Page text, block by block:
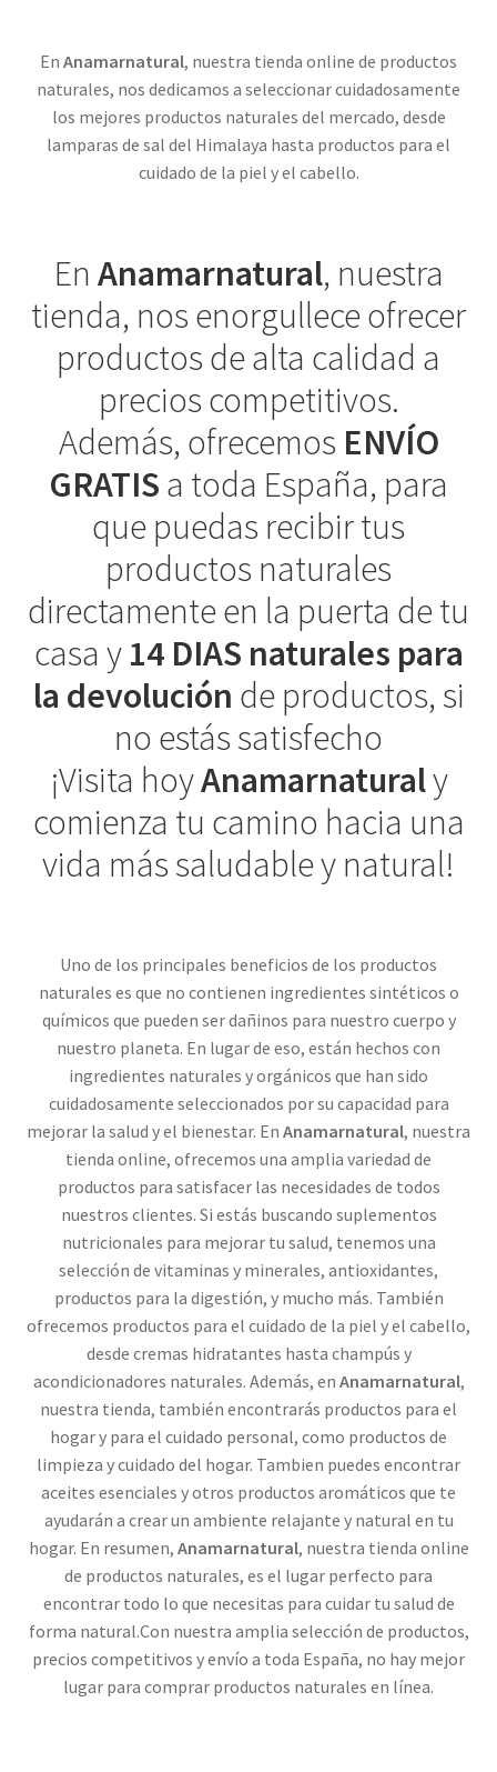
En Anamarnatural, nuestra tienda online de productos
naturales, nos dedicamos a seleccionar cuidadosamente
los mejores productos naturales del mercado, desde
lamparas de sal del Himalaya hasta productos para el
cuidado de la piel y el cabello.
En Anamarnatural, nuestra
tienda, nos enorgullece ofrecer
productos de alta calidad a
precios competitivos.
Además, ofrecemos ENVÍO
GRATIS a toda España, para
que puedas recibir tus
productos naturales
directamente en la puerta de tu
casa y 14 DIAS naturales para
la devolución de productos, si
no estás satisfecho
¡Visita hoyAnamarnaturaly
comienza tu camino hacia una
vida más saludable y natural!
Uno de los principales beneficios de los productos
naturales es que no contienen ingredientes sintéticos o
químicos que pueden ser dañinos para nuestro cuerpo y
nuestro planeta. En lugar de eso, están hechos con
ingredientes naturales y orgánicos que han sido
cuidadosamente seleccionados por su capacidad para
mejorar la salud y el bienestar. En Anamarnatural, nuestra
tienda online, ofrecemos una amplia variedad de
productos para satisfacer las necesidades de todos
nuestros clientes. Si estás buscando suplementos
nutricionales para mejorar tu salud, tenemos una
selección de vitaminas y minerales, antioxidantes,
productos para la digestión, y mucho más. También
ofrecemos productos para el cuidado de la piel y el cabello,
desde cremas hidratantes hasta champús y
acondicionadores naturales. Además, en Anamarnatural,
nuestra tienda, también encontrarás productos para el
hogar y para el cuidado personal, como productos de
limpieza y cuidado del hogar. Tambien puedes encontrar
aceites esenciales y otros productos aromáticos que te
ayudarán a crear un ambiente relajante y natural en tu
hogar. En resumen, Anamarnatural, nuestra tienda online
de productos naturales, es el lugar perfecto para
encontrar todo lo que necesitas para cuidar tu salud de
forma natural.Con nuestra amplia selección de productos,
precios competitivos y envío a toda España, no hay mejor
lugar para comprar productos naturales en línea.